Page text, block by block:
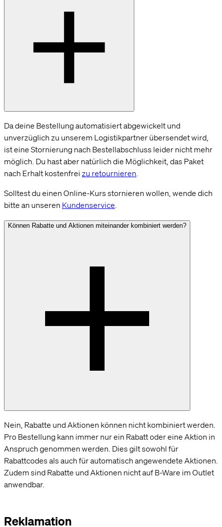
Da deine Bestellung automatisiert abgewickelt und
unverzüglich zu unserem Logistikpartner übersendet wird,
ist eine Stornierung nach Bestellabschluss leider nicht mehr
möglich. Du hast aber natürlich die Möglichkeit, das Paket
nach Erhalt kostenfrei zu retournieren
Solltest du einen Online-Kurs stornieren wollen, wende dich
bitte an unseren Kundenservice
Können Rabatte und Aktionen miteinander kombiniert werden?
Nein, Rabatte und Aktionen können nicht kombiniert werden.
Pro Bestellung kann immer nur ein Rabatt oder eine Aktion in
Anspruch genommen werden. Dies gilt sowohl für
Rabattcodes als auch für automatisch angewendete Aktionen.
Zudem sind Rabatte und Aktionen nicht auf B-Ware im Outlet
anwendbar.
Reklamation